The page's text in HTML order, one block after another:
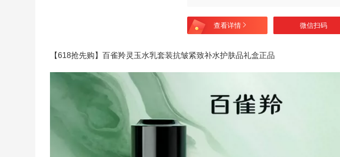
查看详情 微信扫码
【618抢先购】百雀羚灵玉水乳套装抗皱紧致补水护肤品礼盒正品